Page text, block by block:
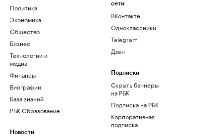
Политика
Экономика
Общество
Бизнес
Технологии и
медиа
Финансы
Биографии
База знаний
РБК Образование
Новости
сети
ВКонтакте
Одноклассники
Telegram
Дзен
Подписки
Скрыть баннеры
на РБК
Подписка на РБК
Корпоративная
подписка